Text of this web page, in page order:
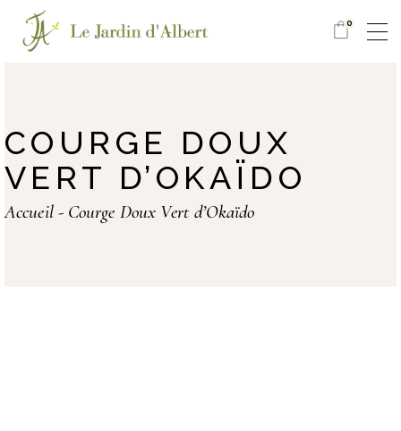
0
COURGE DOUX
VERT D’OKAÏDO
Accueil Courge Doux Vert d’Okaïdo